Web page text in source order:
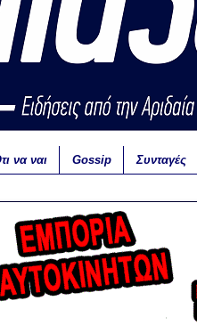
να ναι Gossip Συνταγές